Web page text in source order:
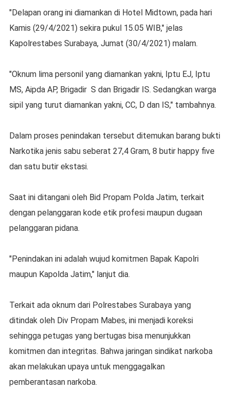
"Delapan orang ini diamankan di Hotel Midtown, pada hari
Kamis (29/4/2021) sekira pukul 15.05 WIB," jelas
Kapolrestabes Surabaya, Jumat (30/4/2021) malam.
"Oknum lima personil yang diamankan yakni, Iptu EJ, Iptu
MS, Aipda AP, Brigadir S dan Brigadir IS. Sedangkan warga
sipil yang turut diamankan yakni, CC, D dan IS," tambahnya.
Dalam proses penindakan tersebut ditemukan barang bukti
Narkotika jenis sabu seberat 27,4 Gram, 8 butir happy five
dan satu butir ekstasi.
Saat ini ditangani oleh Bid Propam Polda Jatim, terkait
dengan pelanggaran kode etik profesi maupun dugaan
pelanggaran pidana.
"Penindakan ini adalah wujud komitmen Bapak Kapolri
maupun Kapolda Jatim," lanjut dia.
Terkait ada oknum dari Polrestabes Surabaya yang
ditindak oleh Div Propam Mabes, ini menjadi koreksi
sehingga petugas yang bertugas bisa menunjukkan
komitmen dan integritas. Bahwa jaringan sindikat narkoba
akan melakukan upaya untuk menggagalkan
pemberantasan narkoba.